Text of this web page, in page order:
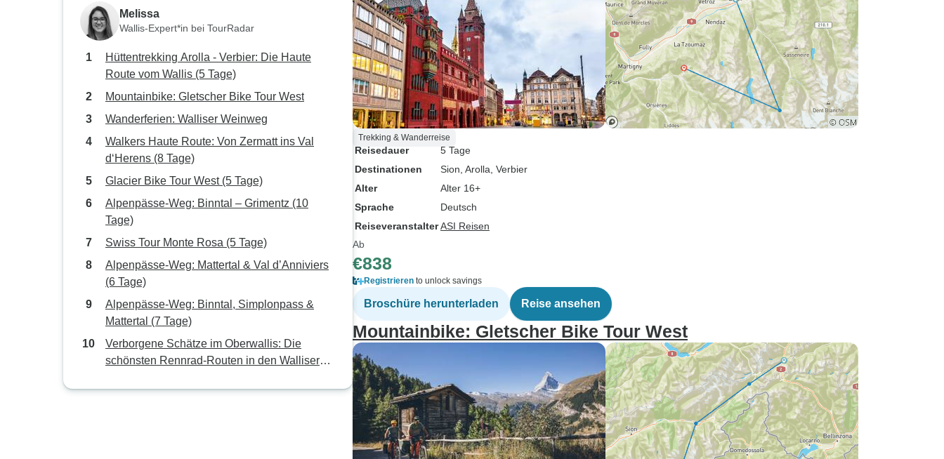
Melissa
Wallis-Expert*in bei TourRadar
Hüttentrekking Arolla - Verbier: Die Haute
Route vom Wallis (5 Tage)
Mountainbike: Gletscher Bike Tour West
Wanderferien: Walliser Weinweg
Walkers Haute Route: Von Zermatt ins Val
d‘Herens (8 Tage)
Glacier Bike Tour West (5 Tage)
Alpenpässe-Weg: Binntal – Grimentz (10
Tage)
Swiss Tour Monte Rosa (5 Tage)
Alpenpässe-Weg: Mattertal & Val d’Anniviers
(6 Tage)
Alpenpässe-Weg: Binntal, Simplonpass &
Mattertal (7 Tage)
Verborgene Schätze im Oberwallis: Die
schönsten Rennrad-Routen in den Walliser
Trekking & Wanderreise
Reisedauer
5 Tage
Destinationen
Sion , Arolla , Verbier
Alter
Alter 16+
Sprache
Deutsch
ReiseveranstalterASI Reisen
Ab
€838
Registrieren to unlock savings
Broschüre herunterladen Reise ansehen
Mountainbike: Gletscher Bike Tour West